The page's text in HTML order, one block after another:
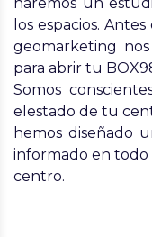
los espacios.
geomarketing
para abrir tu
Somos
elestado de tu
hemos diseñado
informado en todo
centro.